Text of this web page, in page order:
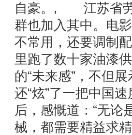
自豪。, 江苏省劳
群也加入其中。电
不常用，还要调制
里跑了数十家油漆
的“未来感”，不但
还“炫”了一把中国
后，感慨道：“无论
械，都需要精益求